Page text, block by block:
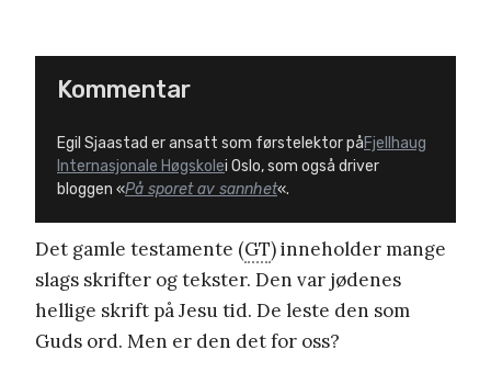
Kommentar
Egil Sjaastad er ansatt som førstelektor påFjellhaug
Internasjonale Høgskolei Oslo, som også driver
bloggen «På sporet av sannhet«.
Det gamle testamente (GT) inneholder mange
slags skrifter og tekster. Den var jødenes
hellige skrift på Jesu tid. De leste den som
Guds ord. Men er den det for oss?